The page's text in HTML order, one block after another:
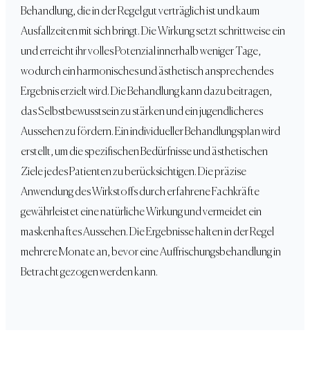
Behandlung, die in der Regel gut verträglich ist und kaum
Ausfallzeiten mit sich bringt. Die Wirkung setzt schrittweise ein
und erreicht ihr volles Potenzial innerhalb weniger Tage,
wodurch ein harmonisches und ästhetisch ansprechendes
Ergebnis erzielt wird. Die Behandlung kann dazu beitragen,
das Selbstbewusstsein zu stärken und ein jugendlicheres
Aussehen zu fördern. Ein individueller Behandlungsplan wird
erstellt, um die spezifischen Bedürfnisse und ästhetischen
Ziele jedes Patienten zu berücksichtigen. Die präzise
Anwendung des Wirkstoffs durch erfahrene Fachkräfte
gewährleistet eine natürliche Wirkung und vermeidet ein
maskenhaftes Aussehen. Die Ergebnisse halten in der Regel
mehrere Monate an, bevor eine Auffrischungsbehandlung in
Betracht gezogen werden kann.